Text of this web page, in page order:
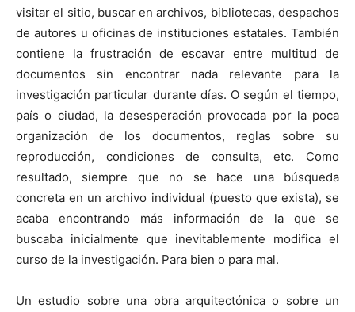
visitar el sitio, buscar en archivos, bibliotecas, despachos
de autores u oficinas de instituciones estatales. También
contiene la frustración de escavar entre multitud de
documentos sin encontrar nada relevante para la
investigación particular durante días. O según el tiempo,
país o ciudad, la desesperación provocada por la poca
organización de los documentos, reglas sobre su
reproducción, condiciones de consulta, etc. Como
resultado, siempre que no se hace una búsqueda
concreta en un archivo individual (puesto que exista), se
acaba encontrando más información de la que se
buscaba inicialmente que inevitablemente modifica el
curso de la investigación. Para bien o para mal.
Un estudio sobre una obra arquitectónica o sobre un